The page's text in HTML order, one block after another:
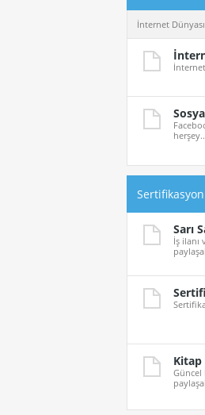
İnternet
herşey..
Sarı
İş
Kitap
Güncel